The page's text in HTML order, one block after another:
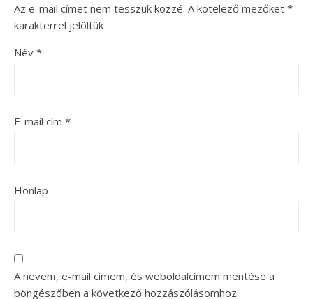
Az e-mail címet nem tesszük közzé. A kötelező mezőket *
karakterrel jelöltük
Név *
E-mail cím *
Honlap
A nevem, e-mail címem, és weboldalcímem mentése a
böngészőben a következő hozzászólásomhoz.